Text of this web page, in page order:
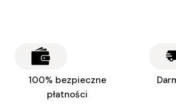
100% bezpieczne
płatności